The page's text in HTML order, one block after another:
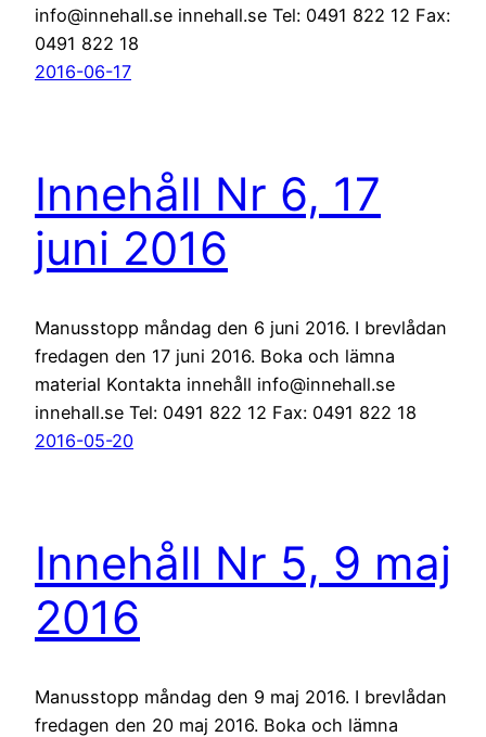
info@innehall.se innehall.se Tel: 0491 822 12 Fax:
0491 822 18
2016-06-17
Innehåll Nr 6, 17
juni 2016
Manusstopp måndag den 6 juni 2016. I brevlådan
fredagen den 17 juni 2016. Boka och lämna
material Kontakta innehåll info@innehall.se
innehall.se Tel: 0491 822 12 Fax: 0491 822 18
2016-05-20
Innehåll Nr 5, 9 maj
2016
Manusstopp måndag den 9 maj 2016. I brevlådan
fredagen den 20 maj 2016. Boka och lämna